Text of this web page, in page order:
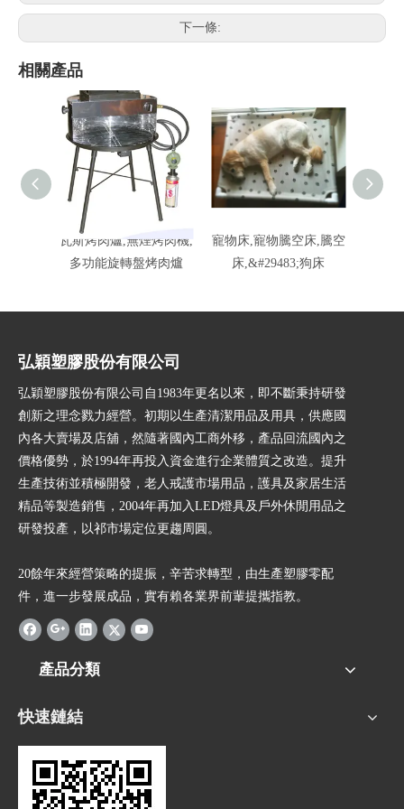
下一條:
相關產品
瓦斯烤肉爐,無煙烤肉機,
多功能旋轉盤烤肉爐
寵物床,寵物騰空床,騰空
床,&#29483;狗床
弘穎塑膠股份有限公司
弘穎塑膠股份有限公司自1983年更名以來，即不斷秉持研發
創新之理念戮力經營。初期以生產清潔用品及用具，供應國
內各大賣場及店舖，然隨著國內工商外移，產品回流國內之
價格優勢，於1994年再投入資金進行企業體質之改造。提升
生產技術並積極開發，老人戒護市場用品，護具及家居生活
精品等製造銷售，2004年再加入LED燈具及戶外休閒用品之
研發投產，以祁市場定位更趨周圓。
20餘年來經營策略的提振，辛苦求轉型，由生產塑膠零配
件，進一步發展成品，實有賴各業界前輩提攜指教。
產品分類
快速鏈結